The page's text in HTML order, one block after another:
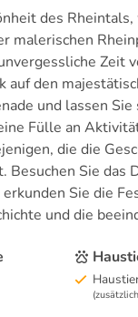
des
malerischen
Zeit
auf den
und lassen
Fülle an
die die
Sie das
Sie die
und die